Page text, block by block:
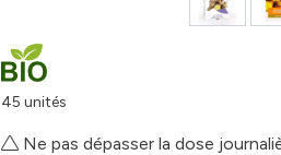
45 unités
Ne pas dépasser la dose